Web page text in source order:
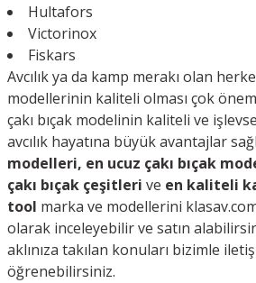
Hultafors
Victorinox
Fiskars
Avcılık ya da kamp merakı olan
modellerinin kaliteli olması çok
çakı bıçak modelinin kaliteli ve
avcılık hayatına büyük avantajlar
modelleri, en ucuz çakı bıçak
çakı bıçak çeşitleri ve en kaliteli
tool marka ve modellerini
olarak inceleyebilir ve satın
aklınıza takılan konuları bizimle
öğrenebilirsiniz.